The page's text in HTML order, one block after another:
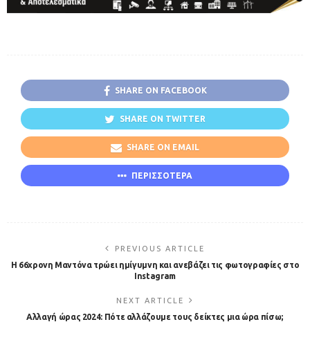
SHARE ON FACEBOOK
SHARE ON TWITTER
SHARE ON EMAIL
ΠΕΡΙΣΣΟΤΕΡΑ
PREVIOUS ARTICLE
Η 66χρονη Μαντόνα τρώει ημίγυμνη και ανεβάζει τις φωτογραφίες στο
Instagram
NEXT ARTICLE
Αλλαγή ώρας 2024: Πότε αλλάζουμε τους δείκτες μια ώρα πίσω;